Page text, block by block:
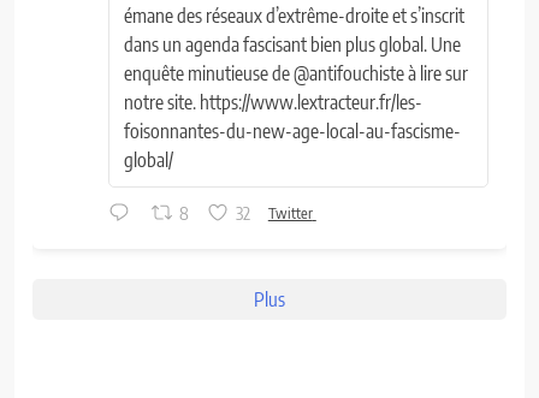
émane des réseaux d’extrême-droite et s’inscrit
dans un agenda fascisant bien plus global. Une
enquête minutieuse de @antifouchiste à lire sur
notre site. https://www.lextracteur.fr/les-
foisonnantes-du-new-age-local-au-fascisme-
global/
8 32 Twitter
Plus